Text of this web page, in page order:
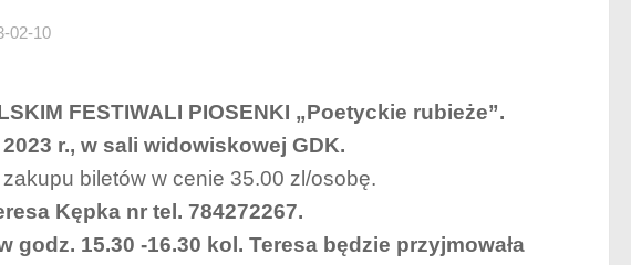
02-10
FESTIWALI PIOSENKI „Poetyckie rubieże”.
r., w sali widowiskowej GDK.
biletów w cenie 35.00 zl/osobę.
Kępka nr tel. 784272267.
godz. 15.30 -16.30 kol. Teresa będzie przyjmowała